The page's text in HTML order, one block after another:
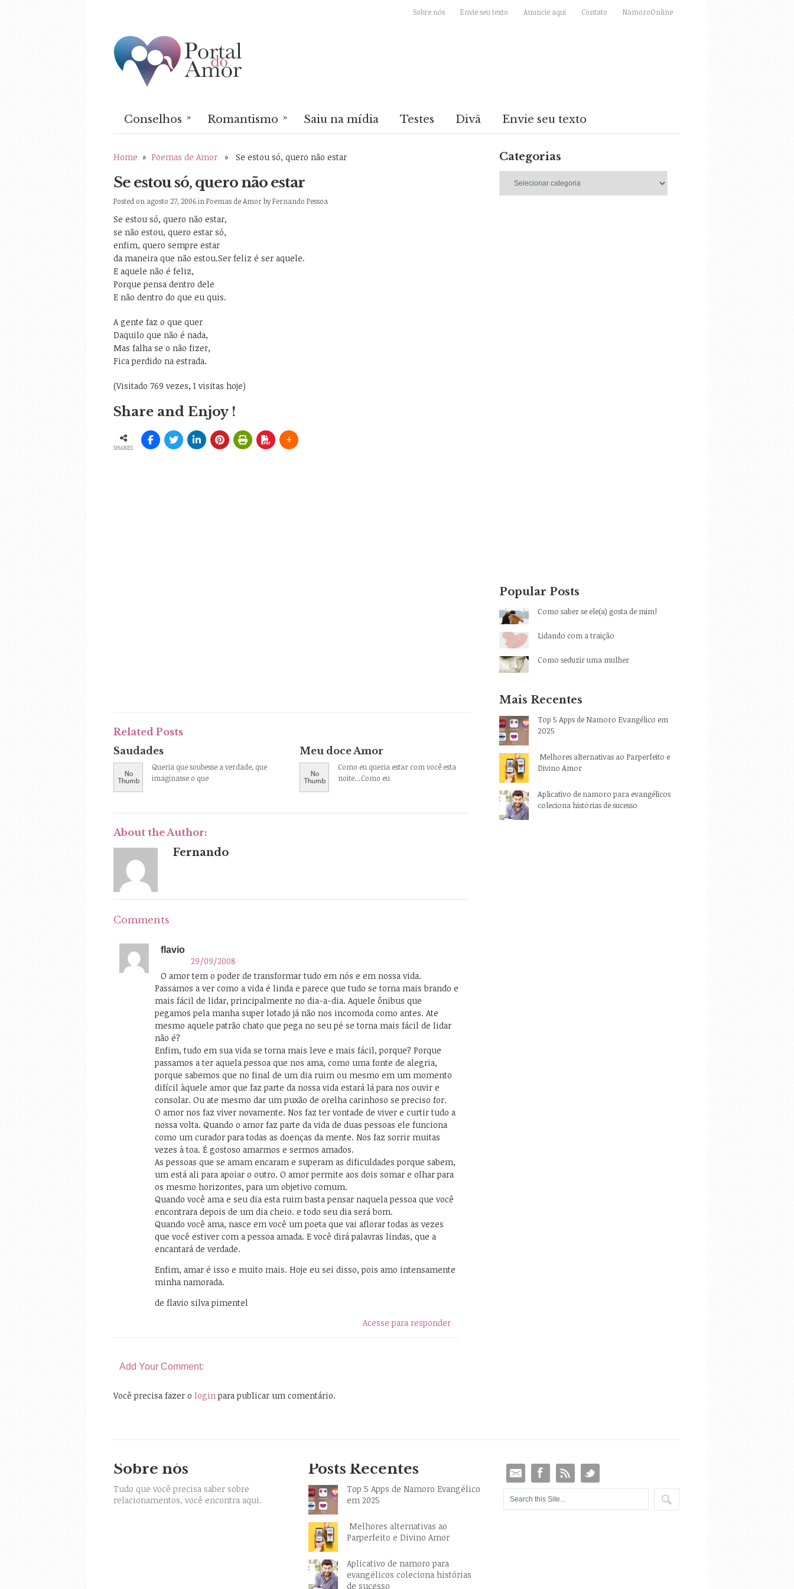
Sobre nós Envie seu texto Anuncie aqui Contato NamoroOnline
Conselhos » Romantismo » Saiu na mídia Testes Divã Envie seu texto
Home » Poemas de Amor » Se estou só, quero não estar
Se estou só, quero não estar
Posted on agosto 27, 2006 in Poemas de AmorbyFernando Pessoa
Se estou só, quero não estar,
se não estou, quero estar só,
enfim, quero sempre estar
da maneira que não estou.Ser feliz é ser aquele.
E aquele não é feliz,
Porque pensa dentro dele
E não dentro do que eu quis.
A gente faz o que quer
Daquilo que não é nada,
Mas falha se o não fizer,
Fica perdido na estrada.
(Visitado 769 vezes, 1 visitas hoje)
Share and Enjoy !
SHARES
Related Posts
Saudades
Queria que soubesse a verdade, que
imaginasse o que
Meu doce Amor
Como eu queria estar com você esta
noite…Como eu
About the Author:
Fernando
Comments
flavio
29/09/2008
O amor tem o poder de transformar tudo em nós e em nossa vida.
Passamos a ver como a vida é linda e parece que tudo se torna mais brando e
mais fácil de lidar, principalmente no dia-a-dia. Aquele ônibus que
pegamos pela manha super lotado já não nos incomoda como antes. Ate
mesmo aquele patrão chato que pega no seu pé se torna mais fácil de lidar
não é?
Enfim, tudo em sua vida se torna mais leve e mais fácil, porque? Porque
passamos a ter aquela pessoa que nos ama, como uma fonte de alegria,
porque sabemos que no final de um dia ruim ou mesmo em um momento
difícil àquele amor que faz parte da nossa vida estará lá para nos ouvir e
consolar. Ou ate mesmo dar um puxão de orelha carinhoso se preciso for.
O amor nos faz viver novamente. Nos faz ter vontade de viver e curtir tudo a
nossa volta. Quando o amor faz parte da vida de duas pessoas ele funciona
como um curador para todas as doenças da mente. Nos faz sorrir muitas
vezes à toa. É gostoso amarmos e sermos amados.
As pessoas que se amam encaram e superam as dificuldades porque sabem,
um está ali para apoiar o outro. O amor permite aos dois somar e olhar para
os mesmo horizontes, para um objetivo comum.
Quando você ama e seu dia esta ruim basta pensar naquela pessoa que você
encontrara depois de um dia cheio. e todo seu dia será bom.
Quando você ama, nasce em você um poeta que vai aflorar todas as vezes
que você estiver com a pessoa amada. E você dirá palavras lindas, que a
encantará de verdade.
Enfim, amar é isso e muito mais. Hoje eu sei disso, pois amo intensamente
minha namorada.
de flavio silva pimentel
Acesse para responder
Add Your Comment:
Você precisa fazer o login para publicar um comentário.
Categorias
Popular Posts
Como saber se ele(a) gosta de mim!
Lidando com a traição
Como seduzir uma mulher
Mais Recentes
Top 5 Apps de Namoro Evangélico em
2025
Melhores alternativas ao Parperfeito e
Divino Amor
Aplicativo de namoro para evangélicos
coleciona histórias de sucesso
Sobre nós
Tudo que você precisa saber sobre
relacionamentos, você encontra aqui.
Posts Recentes
Top 5 Apps de Namoro Evangélico
em 2025
Melhores alternativas ao
Parperfeito e Divino Amor
Aplicativo de namoro para
evangélicos coleciona histórias
de sucesso